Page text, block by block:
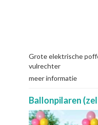
Grote elektrische
vulrechter
meer informatie
Ballonpilaren